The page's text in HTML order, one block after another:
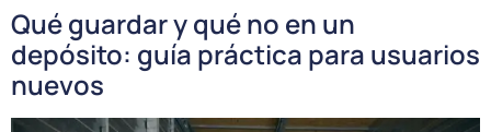
Qué guardar y qué no en un
depósito: guía práctica para usuarios
nuevos